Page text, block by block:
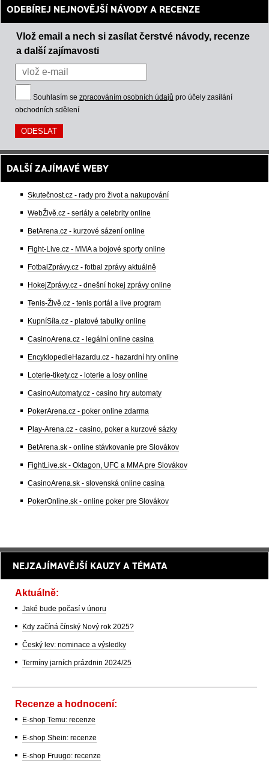
ODEBÍREJ NEJNOVĚJŠÍ NÁVODY A RECENZE
Vlož email a nech si zasílat čerstvé návody, recenze
a další zajímavosti
Souhlasím se zpracováním osobních údajů pro účely zasílání
obchodních sdělení
DALŠÍ ZAJÍMAVÉ WEBY
Skutečnost.cz - rady pro život a nakupování
WebŽivě.cz - seriály a celebrity online
BetArena.cz - kurzové sázení online
Fight-Live.cz - MMA a bojové sporty online
FotbalZprávy.cz - fotbal zprávy aktuálně
HokejZprávy.cz - dnešní hokej zprávy online
Tenis-Živě.cz - tenis portál a live program
KupníSíla.cz - platové tabulky online
CasinoArena.cz - legální online casina
EncyklopedieHazardu.cz - hazardní hry online
Loterie-tikety.cz - loterie a losy online
CasinoAutomaty.cz - casino hry automaty
PokerArena.cz - poker online zdarma
Play-Arena.cz - casino, poker a kurzové sázky
BetArena.sk - online stávkovanie pre Slovákov
FightLive.sk - Oktagon, UFC a MMA pre Slovákov
CasinoArena.sk - slovenská online casina
PokerOnline.sk - online poker pre Slovákov
NEJZAJÍMAVĚJŠÍ KAUZY A TÉMATA
Aktuálně:
Jaké bude počasí v únoru
Kdy začíná čínský Nový rok 2025?
Český lev: nominace a výsledky
Termíny jarních prázdnin 2024/25
Recenze a hodnocení:
E-shop Temu: recenze
E-shop Shein: recenze
E-shop Fruugo: recenze